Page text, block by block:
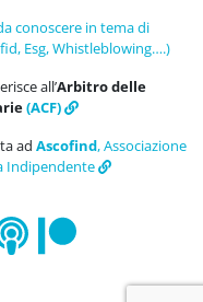
conoscere in tema di
Esg, Whistleblowing….)
all’Arbitro delle
(ACF)
ad Ascofind, Associazione
Indipendente